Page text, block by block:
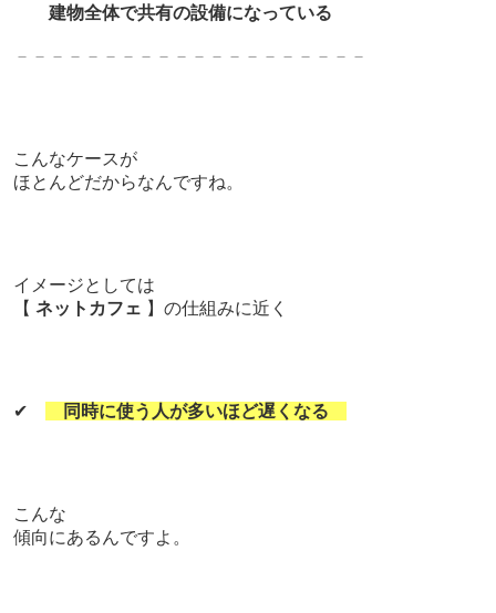
建物全体で共有の設備になっている
－－－－－－－－－－－－－－－－－－－－
こんなケースが
ほとんどだからなんですね。
イメージとしては
【 ネットカフェ 】の仕組みに近く
✔ 同時に使う人が多いほど遅くなる
こんな
傾向にあるんですよ。